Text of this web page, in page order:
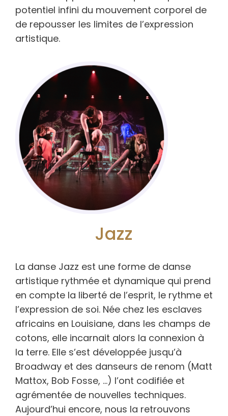
potentiel infini du mouvement corporel de
de repousser les limites de l’expression
artistique.
Jazz
La danse Jazz est une forme de danse
artistique rythmée et dynamique qui prend
en compte la liberté de l’esprit, le rythme et
l’expression de soi. Née chez les esclaves
africains en Louisiane, dans les champs de
cotons, elle incarnait alors la connexion à
la terre. Elle s’est développée jusqu’à
Broadway et des danseurs de renom (Matt
Mattox, Bob Fosse, …) l’ont codifiée et
agrémentée de nouvelles techniques.
Aujourd’hui encore, nous la retrouvons